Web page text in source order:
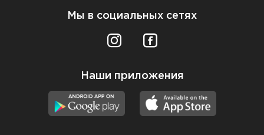
Мы в социальных сетях
Наши приложения